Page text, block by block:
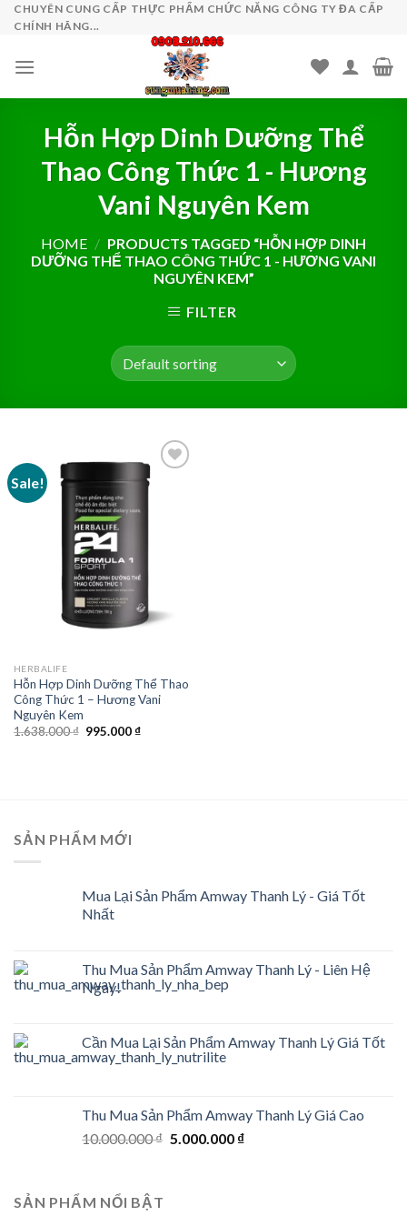
SkipCHUYÊN CUNG CẤP THỰC PHẨM CHỨC NĂNG CÔNG TY ĐA CẤP
CHÍNH HÃNG...
Hỗn Hợp Dinh Dưỡng Thể
Thao Công Thức 1 - Hương
Vani Nguyên Kem
HOME / PRODUCTS TAGGED “HỖN HỢP DINH
DƯỠNG THỂ THAO CÔNG THỨC 1 - HƯƠNG VANI
NGUYÊN KEM”
FILTER
Sale!
HERBALIFE
Hỗn Hợp Dinh Dưỡng Thể Thao
Công Thức 1 – Hương Vani
Nguyên Kem
1.638.000₫ Original
995.000₫Current
SẢN PHẨM MỚI
Mua Lại Sản Phẩm Amway Thanh Lý - Giá Tốt
Nhất
Thu Mua Sản Phẩm Amway Thanh Lý - Liên Hệ
Ngay!
Cần Mua Lại Sản Phẩm Amway Thanh Lý Giá Tốt
Thu Mua Sản Phẩm Amway Thanh Lý Giá Cao
10.000.000₫ Original
5.000.000 ₫Current
SẢN PHẨM NỔI BẬT